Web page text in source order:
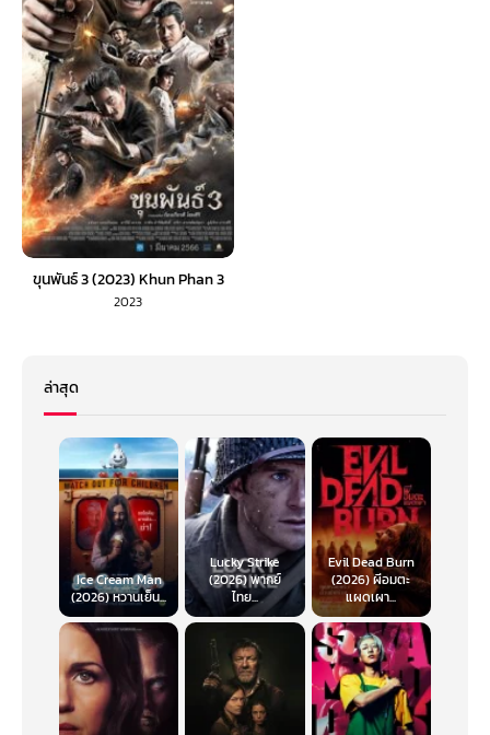
ขุนพันธ์ 3 (2023) Khun Phan 3
2023
ล่าสุด
Ice Cream Man
(2026) หวานเย็น...
Lucky Strike
(2026) พากย์
ไทย...
Evil Dead Burn
(2026) ผีอมตะ
แผดเผา...